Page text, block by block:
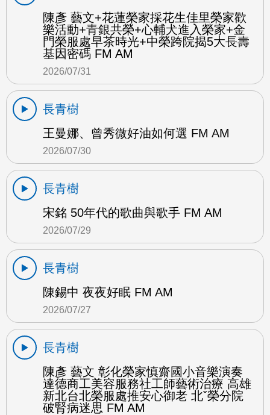
陳彥 藝文+花蓮榮家採花生佳里榮家歡
樂活動+青銀共榮+心輔犬進入榮家+金
門榮服處早茶時光+中榮跨院揭5大長壽
基因密碼 FM AM
2026/07/31
長青樹
王曼娜、曾秀微好油如何選 FM AM
2026/07/30
長青樹
宋銘 50年代的歌曲與歌手 FM AM
2026/07/29
長青樹
陳錫中 夜夜好眠 FM AM
2026/07/27
長青樹
陳彥 藝文 彰化榮家慎齋國小音樂演奏
達德商工美容服務社工師藝術治療 高雄
新北台北榮服處推安心御老 北ˇ榮分院
破腎病迷思 FM AM